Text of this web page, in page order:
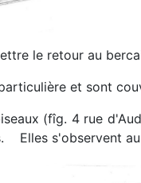
le retour au
et sont
(fîg. 4 rue
Elles s'observent